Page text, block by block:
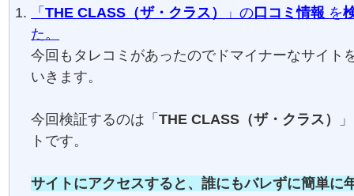
「THE CLASS（ザ・クラス） 」の 口コミ情報 を
た。
今回もタレコミがあったのでドマイナーなサイト
いきます。
今回検証するのは「THE CLASS（ザ・クラス）
トです。
サイトにアクセスすると、誰にもバレずに簡単に